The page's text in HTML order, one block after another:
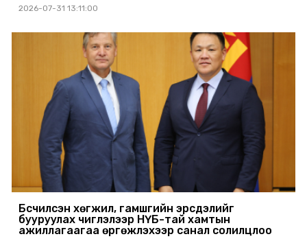
2026-07-31 13:11:00
Бүсчилсэн хөгжил, гамшгийн эрсдэлийг
бууруулах чиглэлээр НҮБ-тай хамтын
ажиллагаагаа өргөжүүлэхээр санал солилцлоо